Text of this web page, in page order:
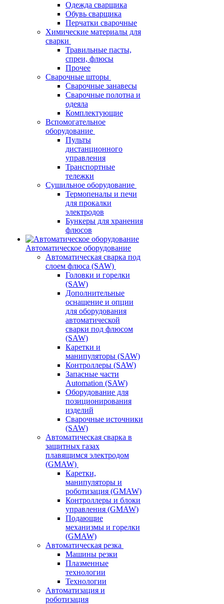
Одежда сварщика
Обувь сварщика
Перчатки сварочные
Химические материалы для
сварки
Травильные пасты,
спреи, флюсы
Прочее
Сварочные шторы
Сварочные занавесы
Сварочные полотна и
одеяла
Комплектующие
Вспомогательное
оборудование
Пульты
дистанционного
управления
Транспортные
тележки
Сушильное оборудование
Термопеналы и печи
для прокалки
электродов
Бункеры для хранения
флюсов
Автоматическое оборудование
Автоматическая сварка под
слоем флюса (SAW)
Головки и горелки
(SAW)
Дополнительные
оснащение и опции
для оборудования
автоматической
сварки под флюсом
(SAW)
Каретки и
манипуляторы (SAW)
Контроллеры (SAW)
Запасные части
Automation (SAW)
Оборудование для
позиционирования
изделий
Сварочные источники
(SAW)
Автоматическая сварка в
защитных газах
плавящимся электродом
(GMAW)
Каретки,
манипуляторы и
роботизация (GMAW)
Контроллеры и блоки
управления (GMAW)
Подающие
механизмы и горелки
(GMAW)
Автоматическая резка
Машины резки
Плазменные
технологии
Технологии
Автоматизация и
роботизация